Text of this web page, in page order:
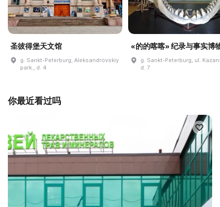
圣彼得堡天文馆
g. Sankt-Peterburg, Aleksandrovskiy
park., d. 4
«的的喀喀» 纪录与事实博
g. Sankt-Peterburg, ul.
d. 7
你最近看过吗